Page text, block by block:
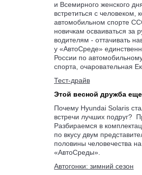
и Всемирного женского
встретиться с человеком,
автомобильном спорте
новичкам осваиваться за
водителям - оттачивать
у «АвтоСреде»
России по
спорта, очаровательная
Тест-драйв
Этой весной дружба еще
Почему Hyundai Solaris
встречи лучших подруг?
Разбираемся в
по вкусу двум
половины человечества
«АвтоСреды».
Автогонки: зимний сезон